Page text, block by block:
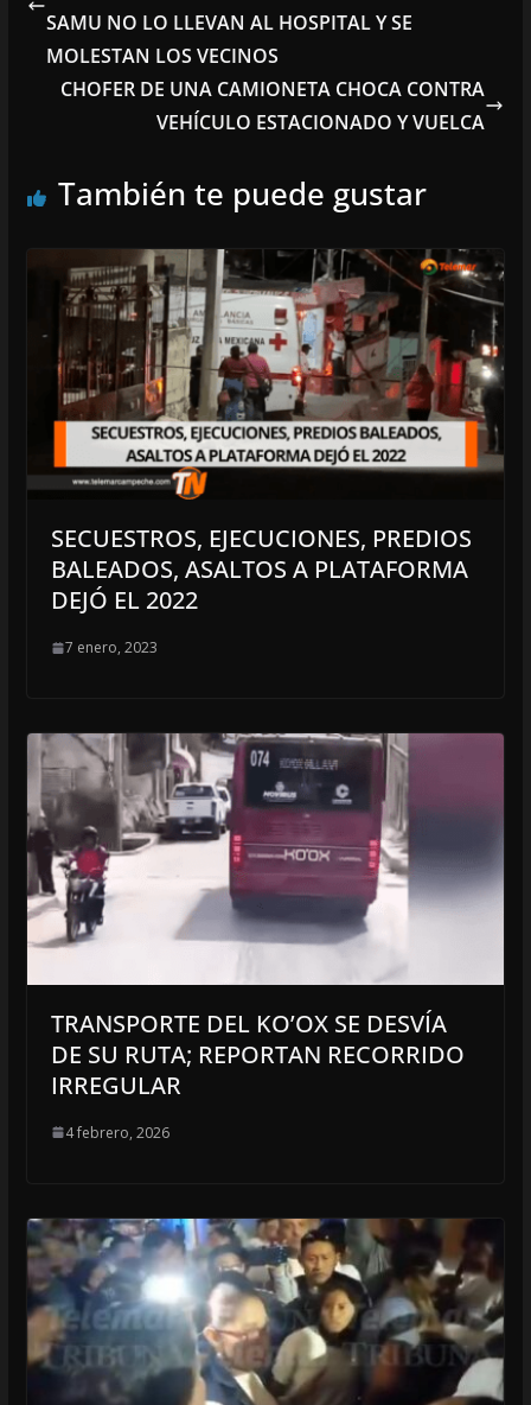
SAMU NO LO LLEVAN AL HOSPITAL Y SE
MOLESTAN LOS VECINOS
CHOFER DE UNA CAMIONETA CHOCA CONTRA
VEHÍCULO ESTACIONADO Y VUELCA
También te puede gustar
SECUESTROS, EJECUCIONES, PREDIOS
BALEADOS, ASALTOS A PLATAFORMA
DEJÓ EL 2022
7 enero, 2023
TRANSPORTE DEL KO’OX SE DESVÍA
DE SU RUTA; REPORTAN RECORRIDO
IRREGULAR
4 febrero, 2026